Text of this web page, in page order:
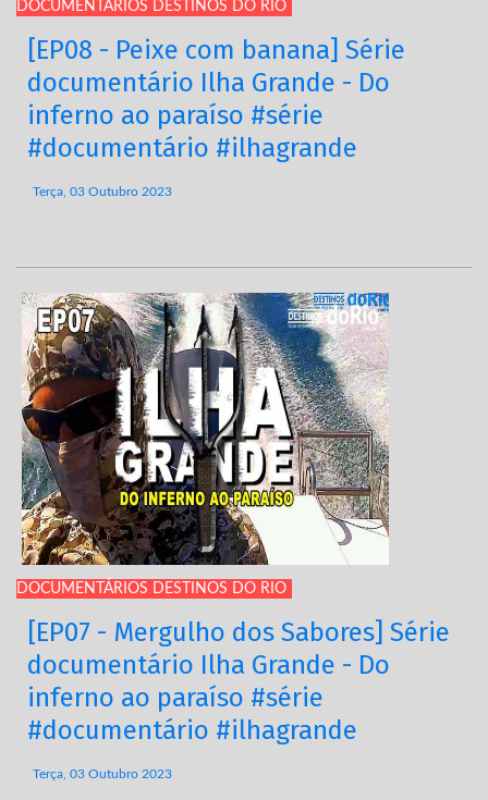
DOCUMENTÁRIOS DESTINOS DO RIO
[EP08 - Peixe com banana] Série
documentário Ilha Grande - Do
inferno ao paraíso #série
#documentário #ilhagrande
Terça, 03 Outubro 2023
DOCUMENTÁRIOS DESTINOS DO RIO
[EP07 - Mergulho dos Sabores] Série
documentário Ilha Grande - Do
inferno ao paraíso #série
#documentário #ilhagrande
Terça, 03 Outubro 2023